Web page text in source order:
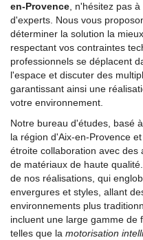
en-Provence, n'hésitez pas
d'experts. Nous vous
déterminer la solution la
respectant vos contraintes
professionnels se déplacent
l'espace et discuter des
garantissant ainsi une
votre environnement.
Notre bureau d'études, basé
la région d'Aix-en-Provence
étroite collaboration avec des
de matériaux de haute
de nos réalisations, qui
envergures et styles, allant
environnements plus
incluent une large gamme de
telles que la motorisation